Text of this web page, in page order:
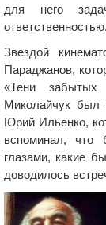
для него
ответственностью.
Звездой
Параджанов,
«Тени
Миколайчук был
Юрий Ильенко,
вспоминал, что
глазами, какие
доводилось